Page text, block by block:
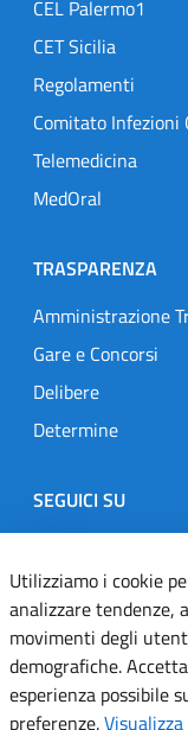
CEL Palermo1
CET Sicilia
Regolamenti
Comitato Infezioni
Telemedicina
MedOral
TRASPARENZA
Amministrazione
Gare e Concorsi
Delibere
Determine
SEGUICI SU
Designers Italia
Twitter
Dichiarazione di
Informativa cookie
Utilizziamo i cookie
analizzare tendenze,
movimenti degli
demografiche.
esperienza possibile
preferenze.